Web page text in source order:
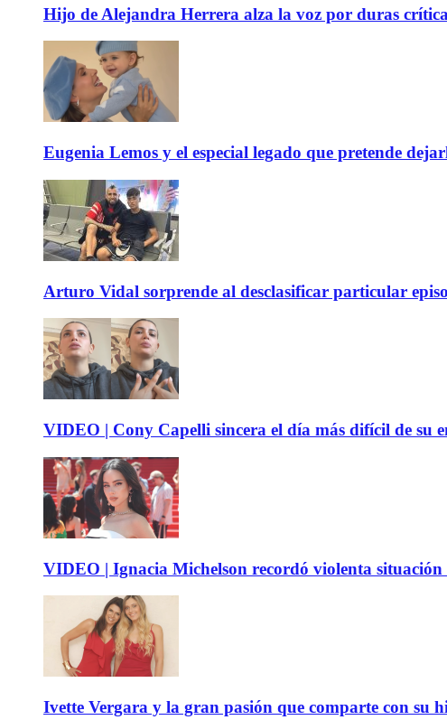
Hijo de Alejandra Herrera alza la voz por duras
Eugenia Lemos y el especial legado que pretende
Arturo Vidal sorprende al desclasificar particular
VIDEO | Cony Capelli sincera el día más difícil de su
VIDEO | Ignacia Michelson recordó violenta
Ivette Vergara y la gran pasión que comparte con su